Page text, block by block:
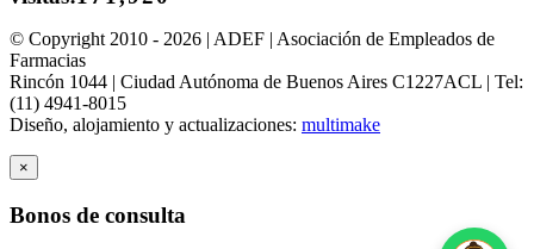
© Copyright 2010 - 2026 | ADEF | Asociación de Empleados de
Farmacias
Rincón 1044 | Ciudad Autónoma de Buenos Aires C1227ACL | Tel:
(11) 4941-8015
Diseño, alojamiento y actualizaciones: multimake
×
Bonos de consulta